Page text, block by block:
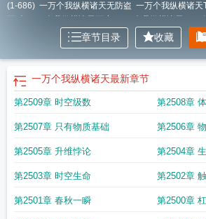
(1-686) 一万个我纵横诸天无防盗 一万个我纵横诸天
一万个我纵横诸天最新一万个我纵横诸天在线听
一万个我纵横诸天.txt一万个我纵横诸天笔趣趣
我纵横诸天作者正经沧月一万个我纵横诸天精校一
我纵横诸天1799异常的消耗一万个我纵横诸天497
电子书一万个我纵横诸天女主纵横一万年大明家
up主一万个我纵横诸天最新章节目录 诸天万界我有
减一万个我纵横诸天TXT精校 一万个我纵横诸天全
天顶点一万个我纵横诸天防盗 一万个我纵横诸天
纵横诸天 第1543章一万个我纵横诸天防盗版一万
章节目录 收藏
一万个我纵横诸天最新章节
第2509章 时空级数 第2508章
第2507章 只有物质基础 第2506章
第2505章 升维悖论 第2504章
第2503章 时空生命 第2502章
第2501章 春秋一瞬 第2500章